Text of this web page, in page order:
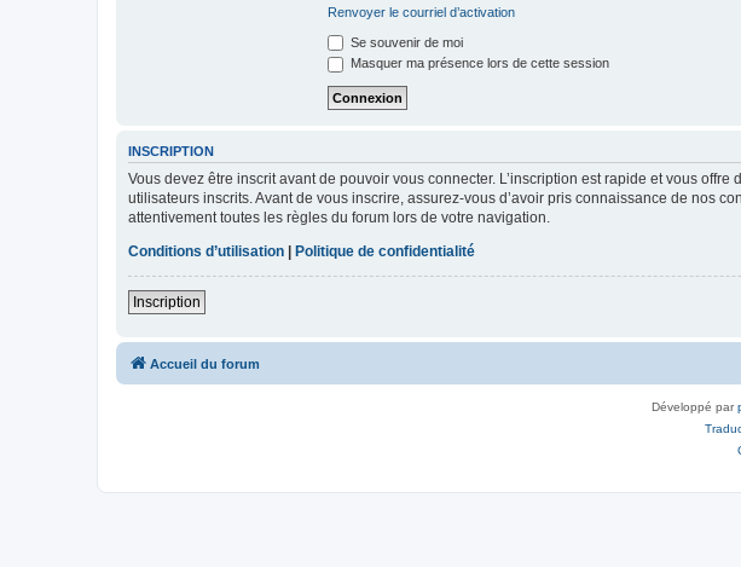
Renvoyer le courriel d’activation
Se souvenir de moi
Masquer ma présence lors de cette session
INSCRIPTION
Vous devez être inscrit avant de pouvoir vous connecter. L’inscription est rapide et vous
utilisateurs inscrits. Avant de vous inscrire, assurez-vous d’avoir pris connaissance de nos
attentivement toutes les règles du forum lors de votre navigation.
Conditions d’utilisation
Politique de confidentialité
Inscription
Accueil du forum
Développé par